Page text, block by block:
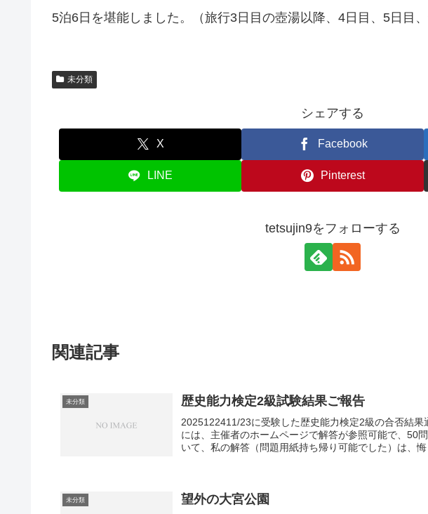
5泊6日を堪能しました。（旅行3日目の壺湯以降、4日目、5日目
未分類
シェアする
X Facebook
LINE Pinterest
tetsujin9をフォローする
関連記事
未分類 歴史能力検定2級試験結果ご報告
2025122411/23に受験した歴史能力検定2級の合否結
には、主催者のホームページで解答が参照可能で、50
いて、私の解答（問題用紙持ち帰り可能でした）は、悔
未分類 望外の大宮公園